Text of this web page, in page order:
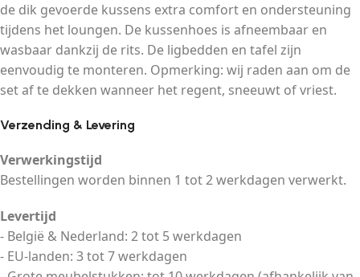
de dik gevoerde kussens extra comfort en ondersteuning
tijdens het loungen. De kussenhoes is afneembaar en
wasbaar dankzij de rits. De ligbedden en tafel zijn
eenvoudig te monteren. Opmerking: wij raden aan om de
set af te dekken wanneer het regent, sneeuwt of vriest.
Verzending & Levering
Verwerkingstijd
Bestellingen worden binnen 1 tot 2 werkdagen verwerkt.
Levertijd
- België & Nederland: 2 tot 5 werkdagen
- EU-landen: 3 tot 7 werkdagen